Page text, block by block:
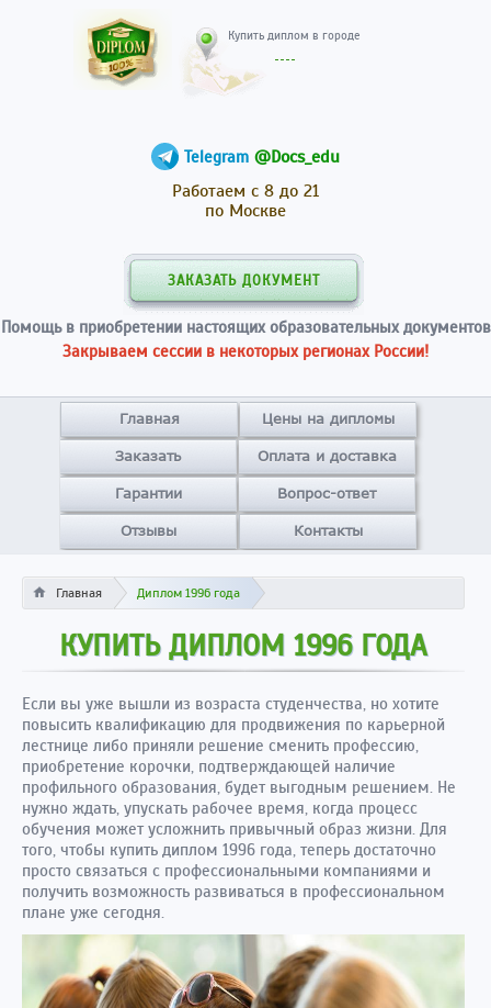
Telegram @Docs_edu
Работаем с 8 до 21
по Москве
ЗАКАЗАТЬ ДОКУМЕНТ
Помощь в приобретении настоящих образовательных документов
Закрываем сессии в некоторых регионах России!
Главная Цены на дипломы
Заказать Оплата и доставка
Гарантии Вопрос-ответ
Отзывы Контакты
Главная Диплом 1996 года
КУПИТЬ ДИПЛОМ 1996 ГОДА
Если вы уже вышли из возраста студенчества, но хотите
повысить квалификацию для продвижения по карьерной
лестнице либо приняли решение сменить профессию,
приобретение корочки, подтверждающей наличие
профильного образования, будет выгодным решением. Не
нужно ждать, упускать рабочее время, когда процесс
обучения может усложнить привычный образ жизни. Для
того, чтобы купить диплом 1996 года, теперь достаточно
просто связаться с профессиональными компаниями и
получить возможность развиваться в профессиональном
плане уже сегодня.